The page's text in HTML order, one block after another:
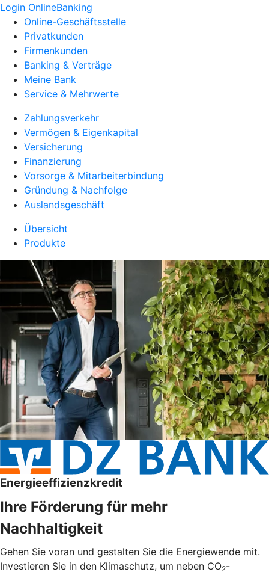
Login OnlineBanking
Online-Geschäftsstelle
Privatkunden
Firmenkunden
Banking & Verträge
Meine Bank
Service & Mehrwerte
Zahlungsverkehr
Vermögen & Eigenkapital
Versicherung
Finanzierung
Vorsorge & Mitarbeiterbindung
Gründung & Nachfolge
Auslandsgeschäft
Übersicht
Produkte
Energieeffizienzkredit
Ihre Förderung für mehr
Nachhaltigkeit
Gehen Sie voran und gestalten Sie die Energiewende mit.
Investieren Sie in den Klimaschutz, um neben CO2-